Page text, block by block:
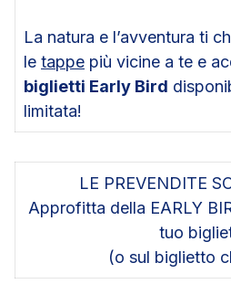
La natura e l’avventura ti
le tappe più vicine a te e
biglietti Early Bird
limitata!
LE PREVENDITE
Approfitta della EARLY
tuo
(o sul biglietto